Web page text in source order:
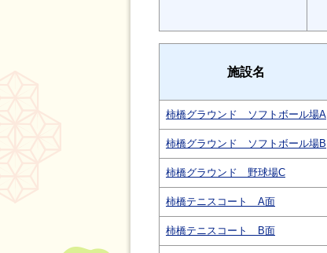
施設名
柿橋グラウンド ソフトボール場A
柿橋グラウンド ソフトボール場B
柿橋グラウンド 野球場C
柿橋テニスコート A面
柿橋テニスコート B面